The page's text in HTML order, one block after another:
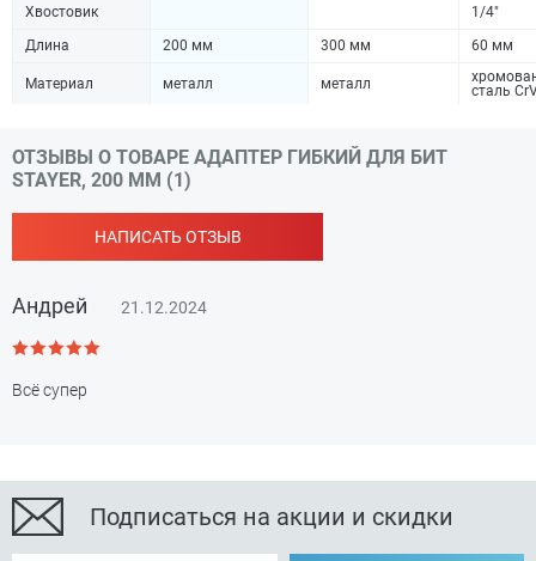
Хвостовик
1/4"
Длина
200 мм 300 мм 60 мм
Материал металл металл
сталь
ОТЗЫВЫ О ТОВАРЕ АДАПТЕР ГИБКИЙ ДЛЯ БИТ
STAYER, 200 ММ (1)
НАПИСАТЬ ОТЗЫВ
Андрей 21.12.2024
Всё супер
Подписаться на акции и скидки